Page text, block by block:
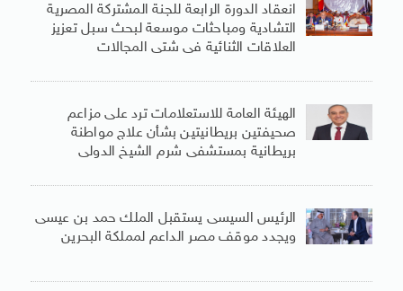
انعقاد الدورة الرابعة للجنة المشتركة المصرية
التشادية ومباحثات موسعة لبحث سبل تعزيز
العلاقات الثنائية فى شتى المجالات
الهيئة العامة للاستعلامات ترد على مزاعم
صحيفتين بريطانيتين بشأن علاج مواطنة
بريطانية بمستشفى شرم الشيخ الدولى
الرئيس السيسى يستقبل الملك حمد بن عيسى
ويجدد موقف مصر الداعم لمملكة البحرين